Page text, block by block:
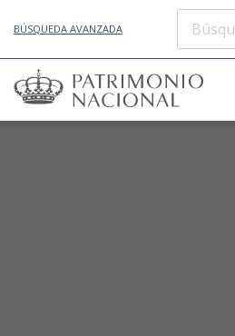
BÚSQUEDA AVANZADA